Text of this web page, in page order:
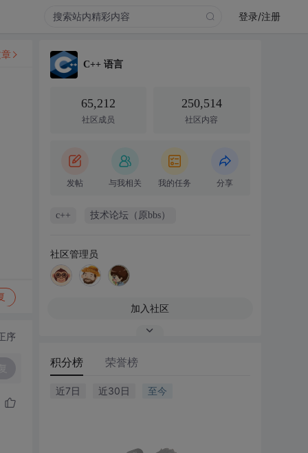
登录/注册
序
C++ 语言
65,212
社区成员
250,514
社区内容
发帖 与我相关 我的任务 分享
c++ 技术论坛（原bbs）
社区管理员
加入社区
积分榜 荣誉榜
近7日 近30日 至今